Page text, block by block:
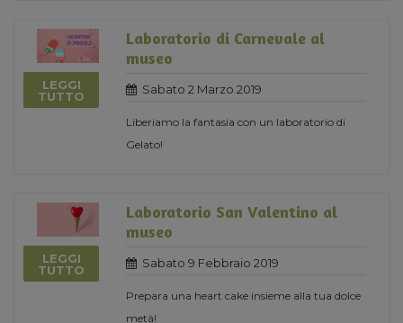
LEGGI
TUTTO
Laboratorio di Carnevale al
museo
Sabato 2 Marzo 2019
Liberiamo la fantasia con un laboratorio di
Gelato!
LEGGI
TUTTO
Laboratorio San Valentino al
museo
Sabato 9 Febbraio 2019
Prepara una heart cake insieme alla tua dolce
metà!